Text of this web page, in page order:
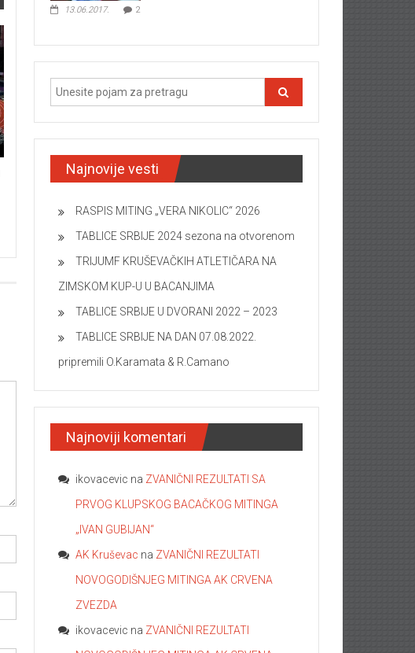
13.06.2017. 2
Najnovije vesti
RASPIS MITING „VERA NIKOLIC“ 2026
TABLICE SRBIJE 2024 sezona na otvorenom
TRIJUMF KRUŠEVAČKIH ATLETIČARA NA
ZIMSKOM KUP-U U BACANJIMA
TABLICE SRBIJE U DVORANI 2022 – 2023
TABLICE SRBIJE NA DAN 07.08.2022.
pripremili O.Karamata & R.Camano
Najnoviji komentari
ikovacevic na ZVANIČNI REZULTATI SA
PRVOG KLUPSKOG BACAČKOG MITINGA
„IVAN GUBIJAN“
AK Kruševac na ZVANIČNI REZULTATI
NOVOGODIŠNJEG MITINGA AK CRVENA
ZVEZDA
ikovacevic na ZVANIČNI REZULTATI